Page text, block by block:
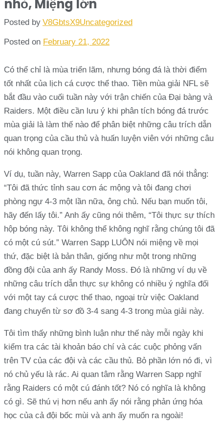
nhỏ, Miệng lớn
Posted by V8GbtsX9Uncategorized
Posted on February 21, 2022
Có thể chỉ là mùa triển lãm, nhưng bóng đá là thời điểm
tốt nhất của lịch cá cược thể thao. Tiền mùa giải NFL sẽ
bắt đầu vào cuối tuần này với trận chiến của Đại bàng và
Raiders. Một điều cần lưu ý khi phân tích bóng đá trước
mùa giải là làm thế nào để phân biệt những câu trích dẫn
quan trọng của cầu thủ và huấn luyện viên với những câu
nói không quan trọng.
Ví dụ, tuần này, Warren Sapp của Oakland đã nói thẳng:
“Tôi đã thức tỉnh sau cơn ác mộng và tôi đang chơi
phòng ngự 4-3 một lần nữa, ông chủ. Nếu bạn muốn tôi,
hãy đến lấy tôi.” Anh ấy cũng nói thêm, “Tôi thực sự thích
hộp bóng này. Tôi không thể không nghĩ rằng chúng tôi đã
có một cú sút.” Warren Sapp LUÔN nói miệng về mọi
thứ, đặc biệt là bản thân, giống như một trong những
đồng đội của anh ấy Randy Moss. Đó là những ví dụ về
những câu trích dẫn thực sự không có nhiều ý nghĩa đối
với một tay cá cược thể thao, ngoại trừ việc Oakland
đang chuyển từ sơ đồ 3-4 sang 4-3 trong mùa giải này.
Tôi tìm thấy những bình luận như thế này mỗi ngày khi
kiểm tra các tài khoản báo chí và các cuộc phỏng vấn
trên TV của các đội và các cầu thủ. Bỏ phần lớn nó đi, vì
nó chủ yếu là rác. Ai quan tâm rằng Warren Sapp nghĩ
rằng Raiders có một cú đánh tốt? Nó có nghĩa là không
có gì. Sẽ thú vị hơn nếu anh ấy nói rằng phản ứng hóa
học của cả đội bốc mùi và anh ấy muốn ra ngoài!